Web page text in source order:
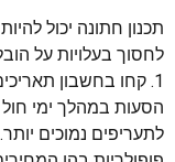
תכנון חתונה יכול
לחסוך בעלויות על
1. קחו בחשבון
הסעות במהלך ימי
לתעריפים נמוכים